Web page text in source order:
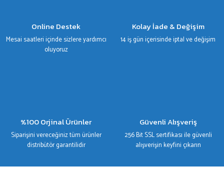
Online Destek
Mesai saatleri içinde sizlere yardımcı
oluyoruz
Kolay İade & Değişim
14 iş gün içerisinde iptal ve değişim
%100 Orjinal Ürünler
Siparişini vereceğiniz tüm ürünler
distribütör garantilidir
Güvenli Alışveriş
256 Bit SSL sertifikası ile güvenli
alışverişin keyfini çıkarın